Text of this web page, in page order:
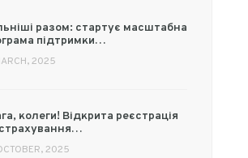
разом: стартує масштабна
підтримки…
2025
колеги! Відкрита реєстрація
2025